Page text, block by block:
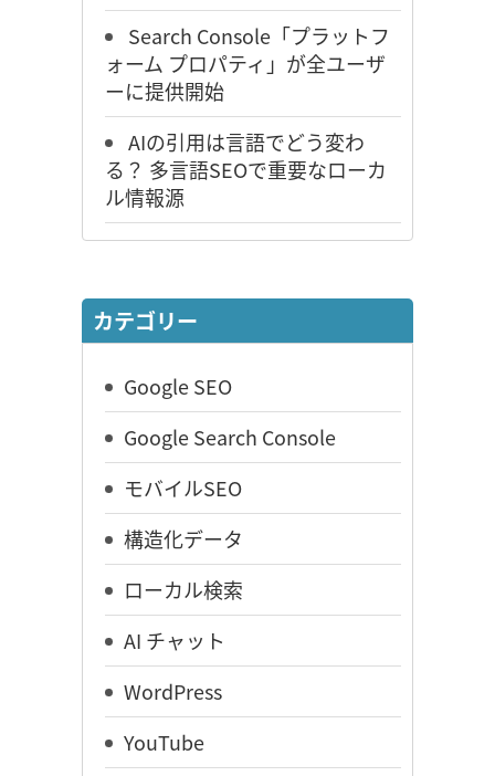
Search Console「プラットフ
ォーム プロパティ」が全ユーザ
ーに提供開始
AIの引用は言語でどう変わ
る？ 多言語SEOで重要なローカ
ル情報源
カテゴリー
Google SEO
Google Search Console
モバイルSEO
構造化データ
ローカル検索
AI チャット
WordPress
YouTube